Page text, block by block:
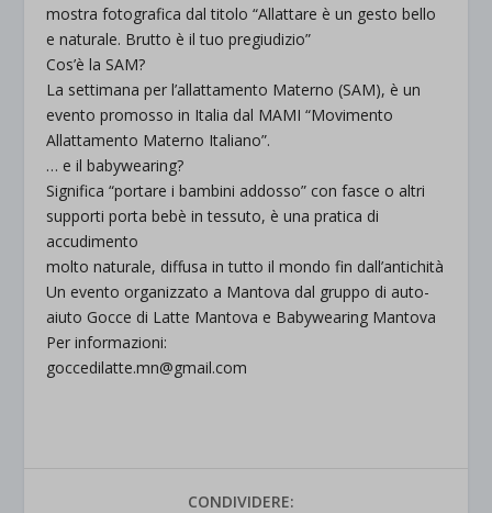
mostra fotografica dal titolo “Allattare è un gesto bello
e naturale. Brutto è il tuo pregiudizio”
Cos’è la SAM?
La settimana per l’allattamento Materno (SAM), è un
evento promosso in Italia dal MAMI “Movimento
Allattamento Materno Italiano”.
… e il babywearing?
Significa “portare i bambini addosso” con fasce o altri
supporti porta bebè in tessuto, è una pratica di
accudimento
molto naturale, diffusa in tutto il mondo fin dall’antichità
Un evento organizzato a Mantova dal gruppo di auto-
aiuto Gocce di Latte Mantova e Babywearing Mantova
Per informazioni:
goccedilatte.mn@gmail.com
CONDIVIDERE: